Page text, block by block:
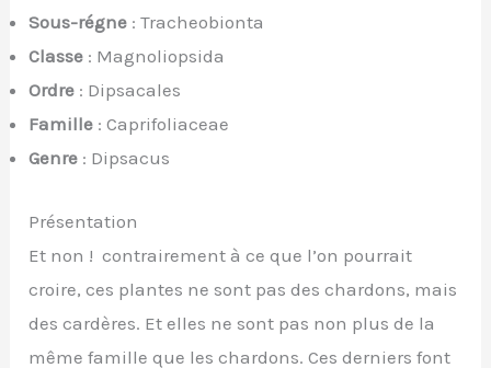
Sous-régne : Tracheobionta
Classe : Magnoliopsida
Ordre : Dipsacales
Famille : Caprifoliaceae
Genre : Dipsacus
Présentation
Et non ! contrairement à ce que l’on pourrait
croire, ces plantes ne sont pas des chardons, mais
des cardères. Et elles ne sont pas non plus de la
même famille que les chardons. Ces derniers font